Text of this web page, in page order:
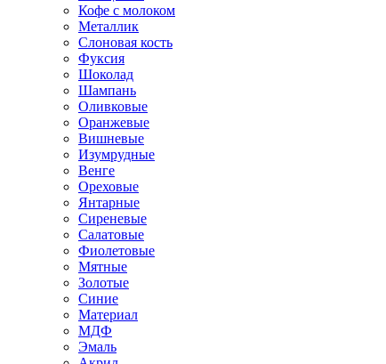
Кофе с молоком
Металлик
Слоновая кость
Фуксия
Шоколад
Шампань
Оливковые
Оранжевые
Вишневые
Изумрудные
Венге
Ореховые
Янтарные
Сиреневые
Салатовые
Фиолетовые
Мятные
Золотые
Синие
Материал
МДФ
Эмаль